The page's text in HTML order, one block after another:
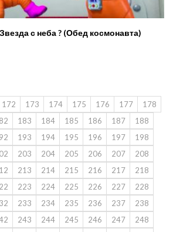
и Медведь — Звезда с неба ? (Обед космонавта)
172 173 174 175 176 177
178
183 184 185 186 187
188
193 194 195 196 197
198
203 204 205 206 207
208
213 214 215 216 217
218
223 224 225 226 227
228
233 234 235 236 237
238
243 244 245 246 247
248